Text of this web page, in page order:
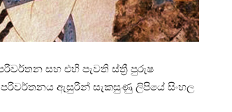
සහ එහි පැවති ස්ත්‍රී පුරුෂ
පරිවර්තනය ඇසුරින් සැකසුණු ලිපියේ සිංහල